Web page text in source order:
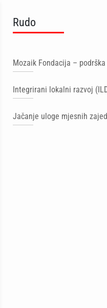
Rudo
Mozaik Fondacija –
Integrirani lokalni razvoj
Jačanje uloge mjesnih